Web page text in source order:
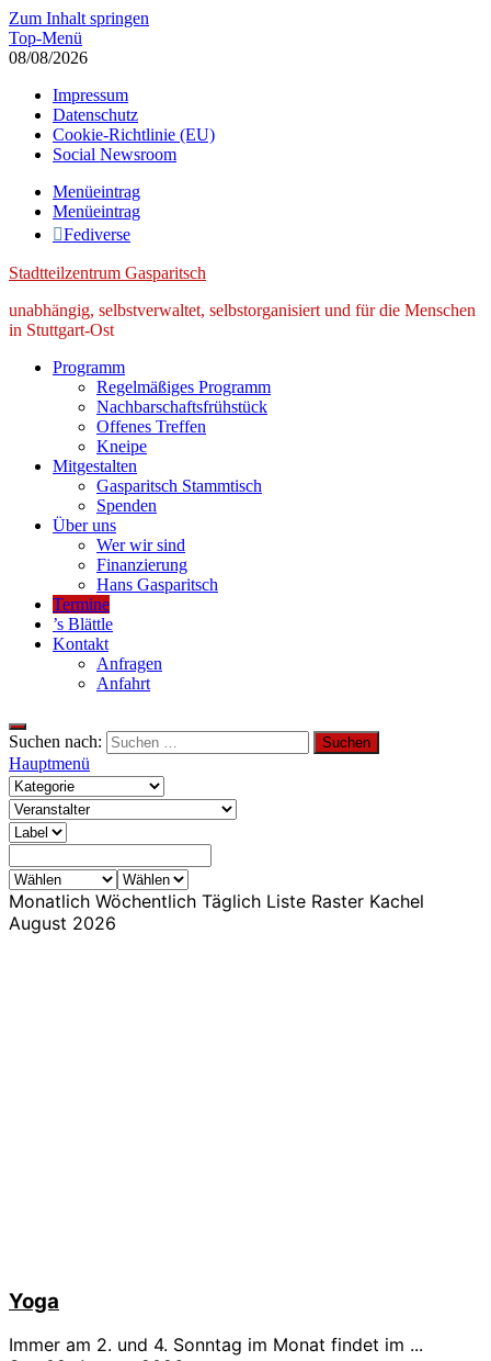
Zum Inhalt springen
Top-Menü
08/08/2026
Impressum
Datenschutz
Cookie-Richtlinie (EU)
Social Newsroom
Menüeintrag
Menüeintrag
Fediverse
Stadtteilzentrum Gasparitsch
unabhängig, selbstverwaltet, selbstorganisiert und für die Menschen
in Stuttgart-Ost
Programm
Regelmäßiges Programm
Nachbarschaftsfrühstück
Offenes Treffen
Kneipe
Mitgestalten
Gasparitsch Stammtisch
Spenden
Über uns
Wer wir sind
Finanzierung
Hans Gasparitsch
Termine
’s Blättle
Kontakt
Anfragen
Anfahrt
Suchen nach:
Hauptmenü
Monatlich Wöchentlich Täglich Liste Raster Kachel
August 2026
Yoga
Immer am 2. und 4. Sonntag im Monat findet im ...